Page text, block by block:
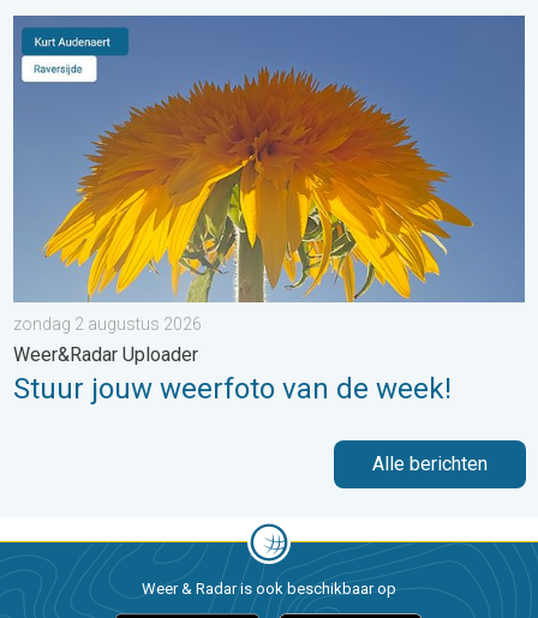
Stuur jouw weerfoto van de week!. Weer&Radar Uploader. . .
zondag 2 augustus 2026
Weer&Radar Uploader
Stuur jouw weerfoto van de week!
Alle berichten
Weer & Radar is ook beschikbaar op